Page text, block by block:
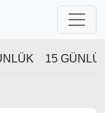
15